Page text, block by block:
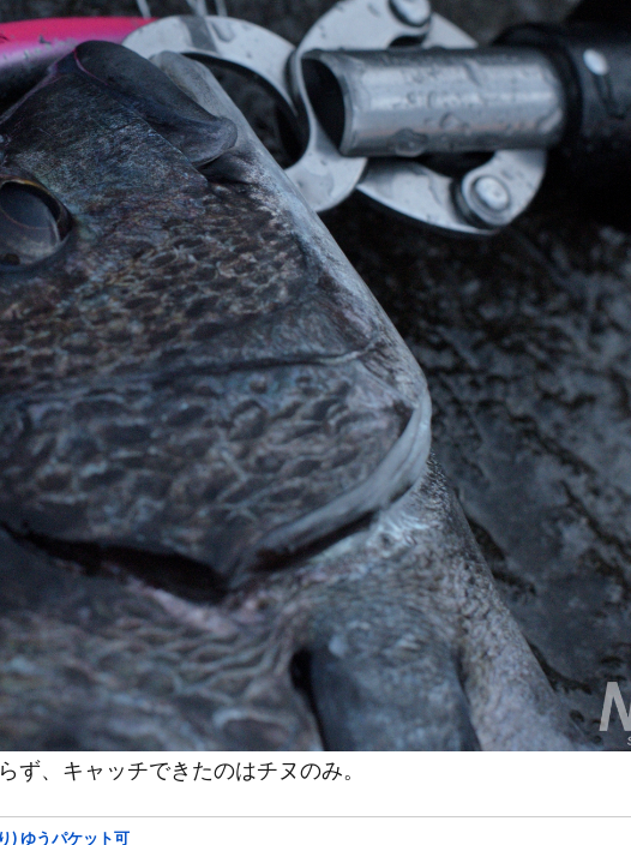
、キャッチできたのはチヌのみ。
) ゆうパケット可